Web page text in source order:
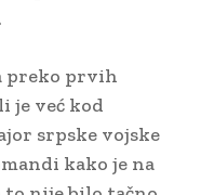
preko prvih
je već kod
srpske vojske
kako je na